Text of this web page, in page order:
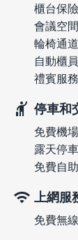
櫃台保
會議空間
輪椅通道
自動櫃
禮賓服務
停車和
免費機
露天停
免費自
上網服
免費無